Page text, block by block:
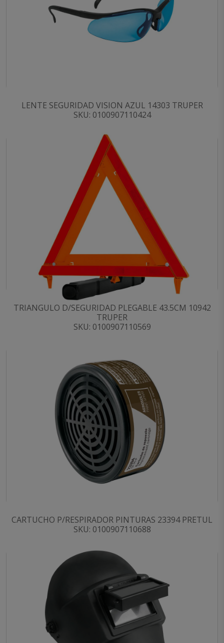
LENTE SEGURIDAD VISION AZUL 14303 TRUPER
SKU: 0100907110424
TRIANGULO D/SEGURIDAD PLEGABLE 43.5CM 10942
TRUPER
SKU: 0100907110569
CARTUCHO P/RESPIRADOR PINTURAS 23394 PRETUL
SKU: 0100907110688